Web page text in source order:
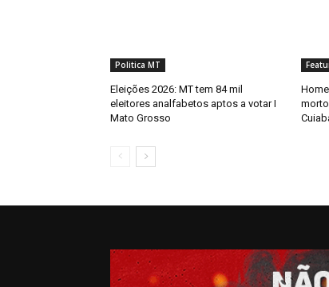
Politica MT
Eleições 2026: MT tem 84 mil
eleitores analfabetos aptos a votar I
Mato Grosso